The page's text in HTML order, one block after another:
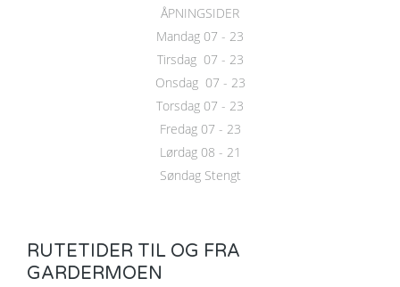
ÅPNINGSIDER
Mandag 07 - 23
Tirsdag 07 - 23
Onsdag 07 - 23
Torsdag 07 - 23
Fredag 07 - 23
Lørdag 08 - 21
Søndag Stengt
RUTETIDER TIL OG FRA
GARDERMOEN